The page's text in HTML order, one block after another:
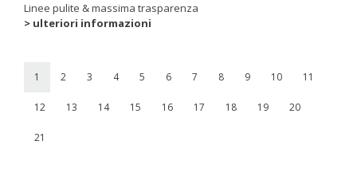
Linee pulite & massima trasparenza
> ulteriori informazioni
1 2 3 4 5 6 7 8 9 10 11
12 13 14 15 16 17 18 19 20
21